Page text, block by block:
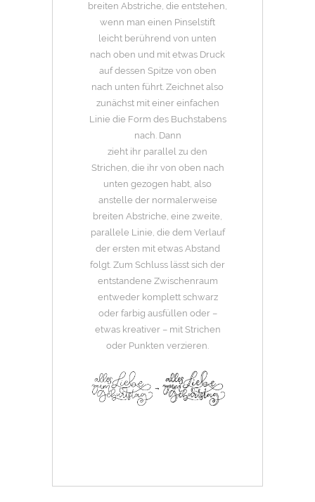
breiten Abstriche, die entstehen,
wenn man einen Pinselstift
leicht berührend von unten
nach oben und mit etwas Druck
auf dessen Spitze von oben
nach unten führt. Zeichnet also
zunächst mit einer einfachen
Linie die Form des Buchstabens
nach. Dann
zieht ihr parallel zu den
Strichen, die ihr von oben nach
unten gezogen habt, also
anstelle der normalerweise
breiten Abstriche, eine zweite,
parallele Linie, die dem Verlauf
der ersten mit etwas Abstand
folgt. Zum Schluss lässt sich der
entstandene Zwischenraum
entweder komplett schwarz
oder farbig ausfüllen oder –
etwas kreativer – mit Strichen
oder Punkten verzieren.